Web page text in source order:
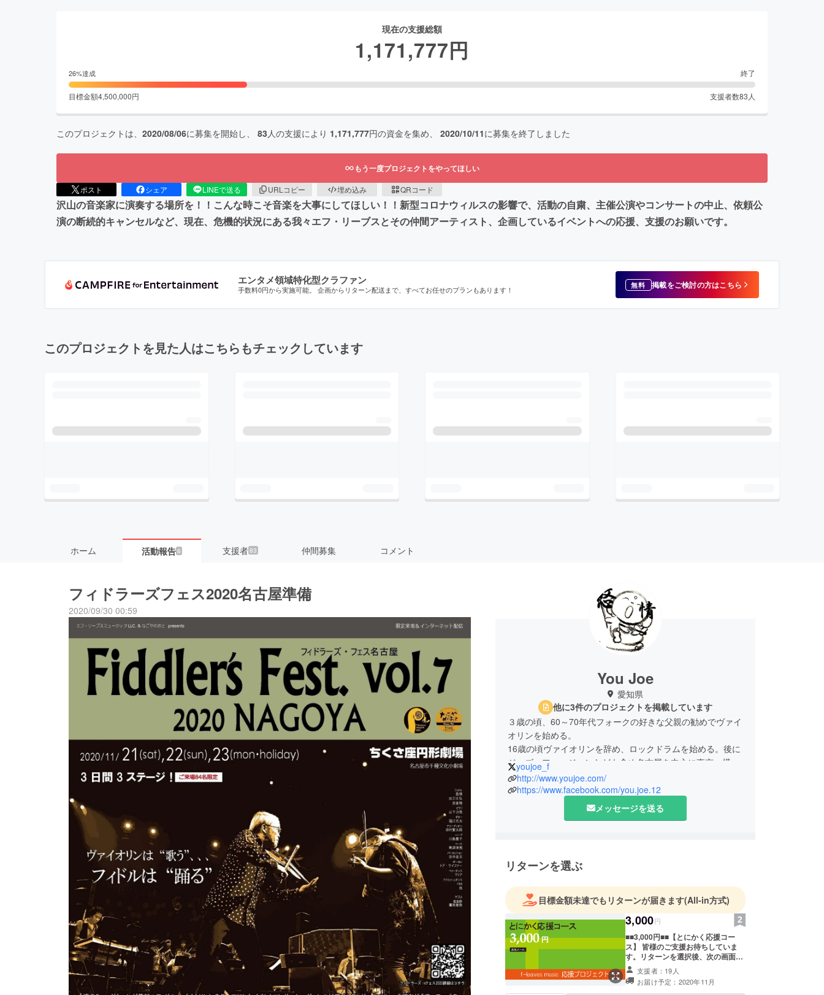
現在の支援総額
1,171,777円
26%達成 終了
目標金額4,500,000円 支援者数83 人
このプロジェクトは、 2020/08/06に募集を開始し、 83人の支援により 1,171,777円の資金を集め、 2020/10/11に募集を終了しました
もう一度プロジェクトをやってほしい
ポスト シェア LINEで送る URLコピー 埋め込み QRコード
沢山の音楽家に演奏する場所を！！こんな時こそ音楽を大事にしてほしい！！新型コロナウィルスの影響で、活動の自粛、主催公演やコンサートの中止、依頼公
演の断続的キャンセルなど、現在、危機的状況にある我々エフ・リーブスとその仲間アーティスト、企画しているイベントへの応援、支援のお願いです。
エンタメ領域特化型クラファン
手数料0円から実施可能。 企画からリターン配送まで、すべてお任せのプランもあります！ 無料 掲載をご検討の方はこちら
このプロジェクトを見た人はこちらもチェックしています
ホーム 活動報告6 支援者83 仲間募集 コメント
フィドラーズフェス2020名古屋準備
2020/09/30 00:59
You Joe
愛知県
他に3件のプロジェクトを掲載しています
３歳の頃、60～70年代フォークの好きな父親の勧めでヴァイ
オリンを始める。
16歳の頃ヴァイオリンを辞め、ロックドラムを始める。後に
ジャズ、フュージョンなども含め名古屋を中心に東京、横浜
などで活動。ヴァイオリンを再開したのは25歳の頃。ヨー
ロッパ何ヵ国かを訪れ日本とは違う自由な音楽感を目の当た
りにし音楽活動の道を選ぶ。パリ、ロンドン、コペンハーゲ
ンでの現地ミュージシャンとのライブを経験。主にヨーロッ
ルを演奏し、思い感じるがまま表現し、即興演奏のスタイル
ションや異種アーティストとの共演も多く、芝居、ミュージ
カル、リーディング、レコーディング、コンサートサポー
ト、プロデュースとしても活動している。現在は自身のアン
サンブル『悠情楽団』を活動の中心としている。
◆主な活動◆（コンサート、ライブ、イベントなど）
名古屋ブルーノート、名古屋市芸創センター、フィドラー
ズ・フェス・コンサート at 名古屋千種文化小劇場、ホテル
youjoe_f
http://www.youjoe.com/
https://www.facebook.com/you.joe.12
メッセージを送る
リターンを選ぶ
目標金額未達でもリターンが届きます(All-in方式)
3,000円
■■3,000円■■【とにかく応援コー
ス】 皆様のご支援お待ちしていま
す。リターンを選択後、次の画面で
お好きな金額を上乗せする事が出来
ます。 頂いたご支援は活動継続のた
め、大切に使わせて頂きます。 ▶お
支援者：19人
お届け予定：2020年11月